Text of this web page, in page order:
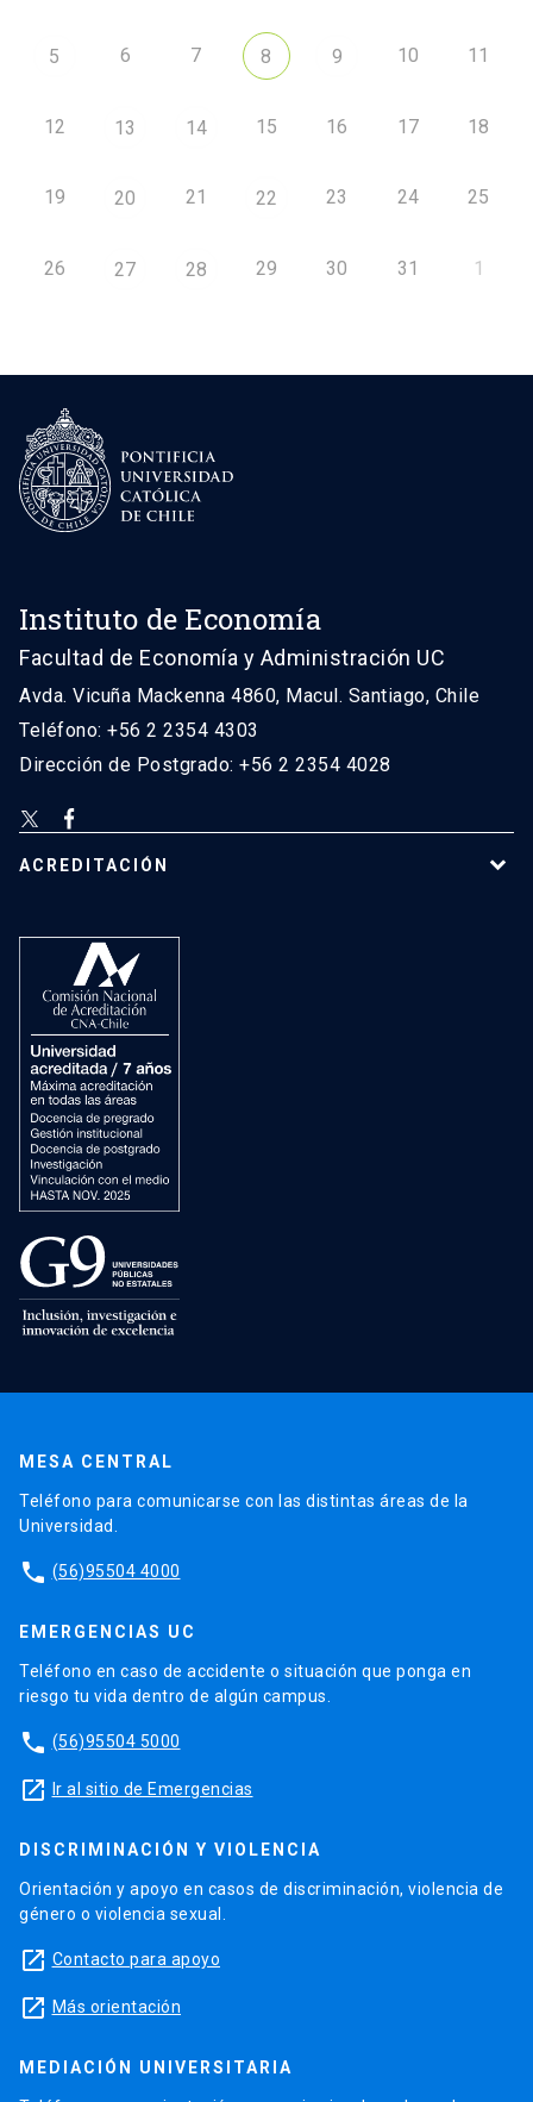
5 6 7 8 9 10 11
12 13 14 15 16 17 18
19 20 21 22 23 24 25
26 27 28 29 30 31 1
Instituto de Economía
Facultad de Economía y Administración UC
Avda. Vicuña Mackenna 4860, Macul. Santiago, Chile
Teléfono: +56 2 2354 4303
Dirección de Postgrado: +56 2 2354 4028
ACREDITACIÓN
MESA CENTRAL
Teléfono para comunicarse con las distintas áreas de la
Universidad.
phone (56)95504 4000
EMERGENCIAS UC
Teléfono en caso de accidente o situación que ponga en
riesgo tu vida dentro de algún campus.
phone (56)95504 5000
launch Ir al sitio de Emergencias
DISCRIMINACIÓN Y VIOLENCIA
Orientación y apoyo en casos de discriminación, violencia de
género o violencia sexual.
launch Contacto para apoyo
launch Más orientación
MEDIACIÓN UNIVERSITARIA